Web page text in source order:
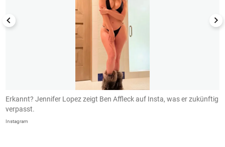
Erkannt? Jennifer Lopez zeigt Ben Affleck auf Insta, was er zukünftig
verpasst.
Instagram